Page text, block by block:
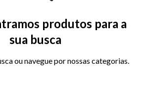
produtos para a
sua busca
ou navegue por nossas categorias.